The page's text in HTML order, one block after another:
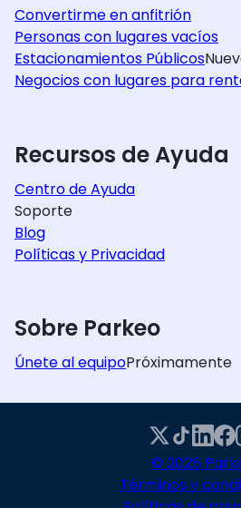
Convertirme en anfitrión
Personas con lugares vacíos
Estacionamientos Públicos
Negocios con lugares para
Recursos de Ayuda
Centro de Ayuda
Soporte
Blog
Políticas y Privacidad
Sobre Parkeo
Únete al equipoPróximamente
© 2026
Términos y